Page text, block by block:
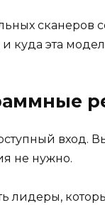
сканеров
куда эта
вход.
не нужно.
лидеры,